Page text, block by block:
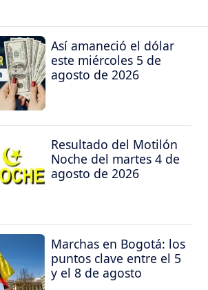
Así amaneció el dólar
este miércoles 5 de
agosto de 2026
Resultado del Motilón
Noche del martes 4 de
agosto de 2026
Marchas en Bogotá: los
puntos clave entre el 5
y el 8 de agosto